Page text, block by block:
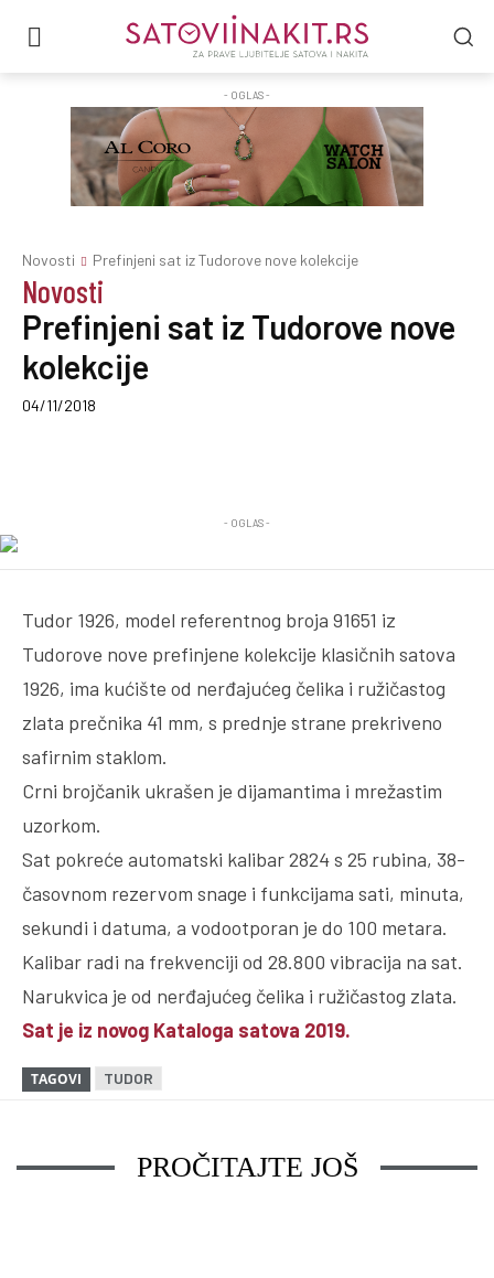
- OGLAS -
Novosti Prefinjeni sat iz Tudorove nove kolekcije
Novosti
Prefinjeni sat iz Tudorove nove
kolekcije
04/11/2018
- OGLAS -
Tudor 1926, model referentnog broja 91651 iz
Tudorove nove prefinjene kolekcije klasičnih satova
1926, ima kućište od nerđajućeg čelika i ružičastog
zlata prečnika 41 mm, s prednje strane prekriveno
safirnim staklom.
Crni brojčanik ukrašen je dijamantima i mrežastim
uzorkom.
Sat pokreće automatski kalibar 2824 s 25 rubina, 38-
časovnom rezervom snage i funkcijama sati, minuta,
sekundi i datuma, a vodootporan je do 100 metara.
Kalibar radi na frekvenciji od 28.800 vibracija na sat.
Narukvica je od nerđajućeg čelika i ružičastog zlata.
Sat je iz novog Kataloga satova 2019.
TAGOVI TUDOR
PROČITAJTE JOŠ